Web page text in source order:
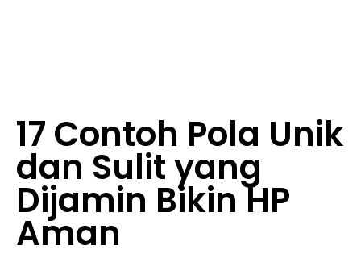
17 Contoh Pola Unik
dan Sulit yang
Dijamin Bikin HP
Aman